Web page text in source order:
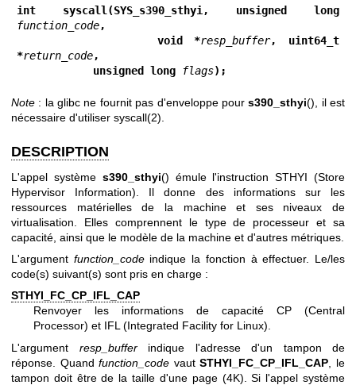
function_code,
            void *
resp_buffer, uint64_t
*return_code,
            unsigned long
flags);
Note : la glibc ne fournit pas d'enveloppe pours390_sthyi(), il est
nécessaire d'utiliser syscall(2)
DESCRIPTION
L'appel système s390_sthyi() émule l'instruction STHYI (Store
Hypervisor Information). Il donne des informations sur les
ressources matérielles de la machine et ses niveaux de
virtualisation. Elles comprennent le type de processeur et sa
capacité, ainsi que le modèle de la machine et d'autres métriques.
L'argument function_codeindique la fonction à effectuer. Le/les
code(s) suivant(s) sont pris en charge :
STHYI_FC_CP_IFL_CAP
Renvoyer les informations de capacité CP (Central
Processor) et IFL (Integrated Facility for Linux).
L'argument resp_bufferindique l'adresse d'un tampon de
réponse. Quandfunction_code vautSTHYI_FC_CP_IFL_CAP , le
tampon doit être de la taille d'une page (4K). Si l'appel système